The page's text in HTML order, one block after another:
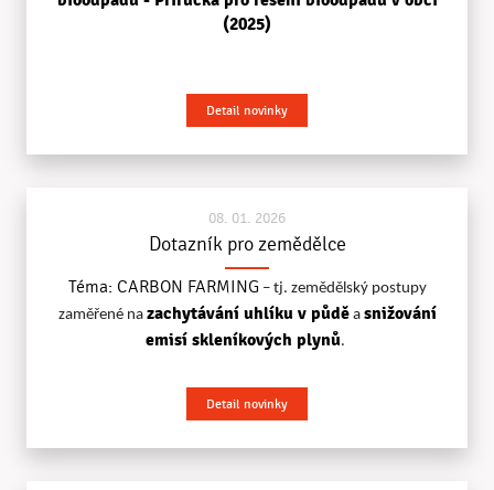
(2025)
Detail novinky
08. 01. 2026
Dotazník pro zemědělce
Téma: CARBON FARMING – tj. zemědělský postupy
zaměřené na zachytávání uhlíku v půděa snižování
emisí skleníkových plynů.
Detail novinky